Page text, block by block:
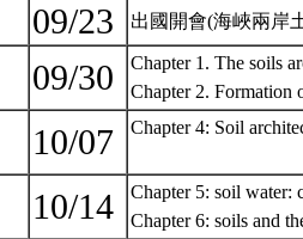
09/23 出國開會(海峽兩岸
09/30
Chapter 1. The soils
Chapter 2. Formation
10/07 Chapter 4: Soil
10/14
Chapter 5: soil water:
Chapter 6: soils and